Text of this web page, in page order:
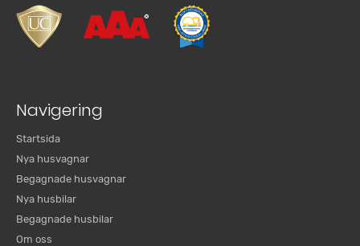
Navigering
Startsida
Nya husvagnar
Begagnade husvagnar
Nya husbilar
Begagnade husbilar
Om oss